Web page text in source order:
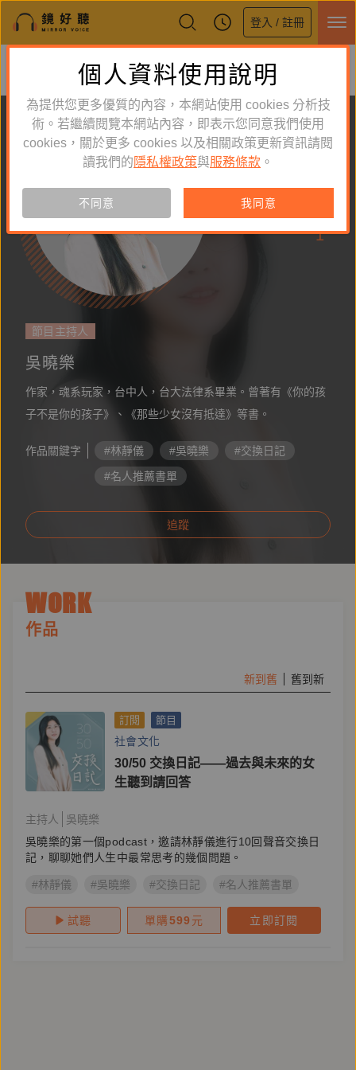
登入 / 註冊
鏡好聽全新APP上線
體驗全面升級，即刻下載
節目主持人
吳曉樂
作家，魂系玩家，台中人，台大法律系畢業。曾著有《你的孩
子不是你的孩子》、《那些少女沒有抵達》等書。
作品關鍵字 #林靜儀 #吳曉樂
#交換日記
#名人推薦書單
61
作品
1
追蹤
WORK
作品
新到舊 舊到新
訂閱 節目
社會文化
30/50 交換日記——過去與未來的女
生聽到請回答
主持人
吳曉樂
吳曉樂的第一個podcast，邀請林靜儀進行10回聲音交換日
記，聊聊她們人生中最常思考的幾個問題。
#林靜儀 #吳曉樂 #交換日記 #名人推薦書單
試聽 單購599 元 立即訂閱
個人資料使用說明
為提供您更多優質的內容，本網站使用 cookies 分析技
術。若繼續閱覽本網站內容，即表示您同意我們使用
cookies，關於更多 cookies 以及相關政策更新資訊請閱
讀我們的 隱私權政策與服務條款 。
不同意 我同意